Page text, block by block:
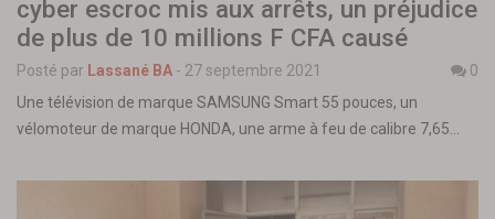
cyber escroc mis aux arrêts, un préjudice
de plus de 10 millions F CFA causé
Posté par Lassané BA - 27 septembre 2021
0
Une télévision de marque SAMSUNG Smart 55 pouces, un
vélomoteur de marque HONDA, une arme à feu de calibre 7,65…